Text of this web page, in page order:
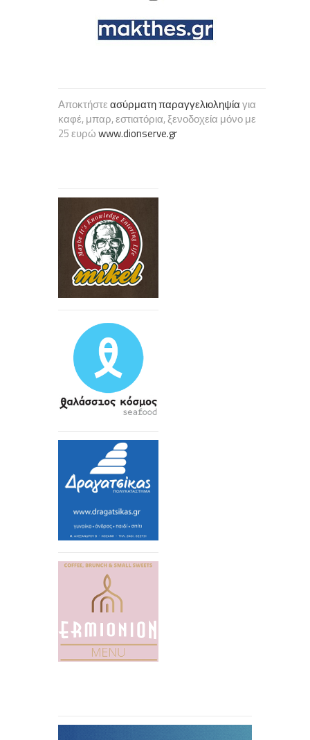
Αποκτήστεασύρματη παραγγελιοληψίαγια
καφέ, μπαρ, εστιατόρια, ξενοδοχεία μόνο με
25 ευρώwww.dionserve.gr